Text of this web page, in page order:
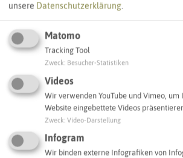
Adresse:
Sirene Alter Garten
Alter Garten 18
44581 Castrop-Rauxel
unsere Datenschutzerklärung.
Matomo
Tracking Tool
Zweck Besucher-Statistiken
Videos
Wir verwenden YouTube und Vimeo, um
Website eingebettete Videos
Zweck Video-Darstellung
Infogram
Wir binden externe Infografiken von